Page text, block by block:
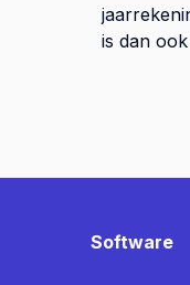
is dan
Software